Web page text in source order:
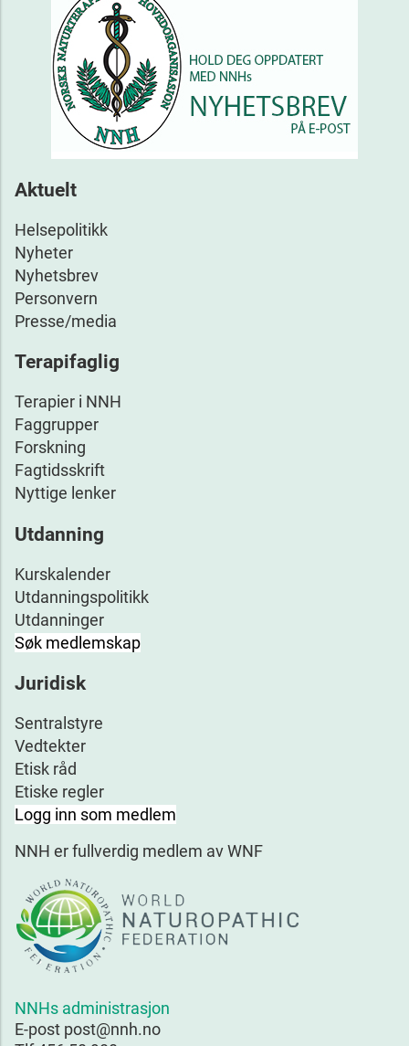
Aktuelt
Helsepolitikk
Nyheter
Nyhetsbrev
Personvern
Presse/media
Terapifaglig
Terapier i NNH
Faggrupper
Forskning
Fagtidsskrift
Nyttige lenker
Utdanning
Kurskalender
Utdanningspolitikk
Utdanninger
Søk medlemskap
Juridisk
Sentralstyre
Vedtekter
Etisk råd
Etiske regler
Logg inn som medlem
NNH er fullverdig medlem av WNF
NNHs administrasjon
E-post post@nnh.no